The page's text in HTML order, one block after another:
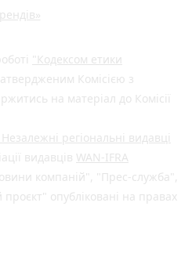
"Кодексом етики
Комісією з
на матеріал до Комісії
Незалежні регіональні видавці
видавців WAN-IFRA
компаній", "Прес-служба",
опубліковані на правах